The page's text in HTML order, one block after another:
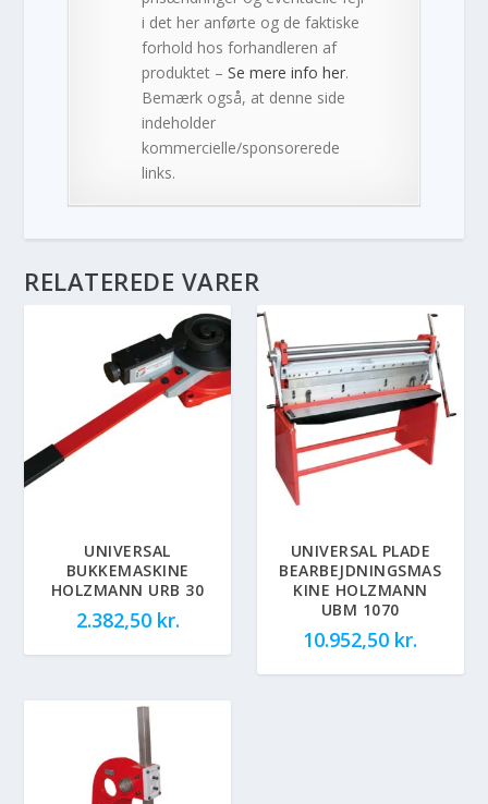
i det her anførte og de faktiske
forhold hos forhandleren af
produktet –Se mere info her.
Bemærk også, at denne side
indeholder
kommercielle/sponsorerede
links.
RELATEREDE VARER
UNIVERSAL
BUKKEMASKINE
HOLZMANN URB 30
2.382,50 kr.
UNIVERSAL PLADE
BEARBEJDNINGSMAS
KINE HOLZMANN
UBM 1070
10.952,50 kr.